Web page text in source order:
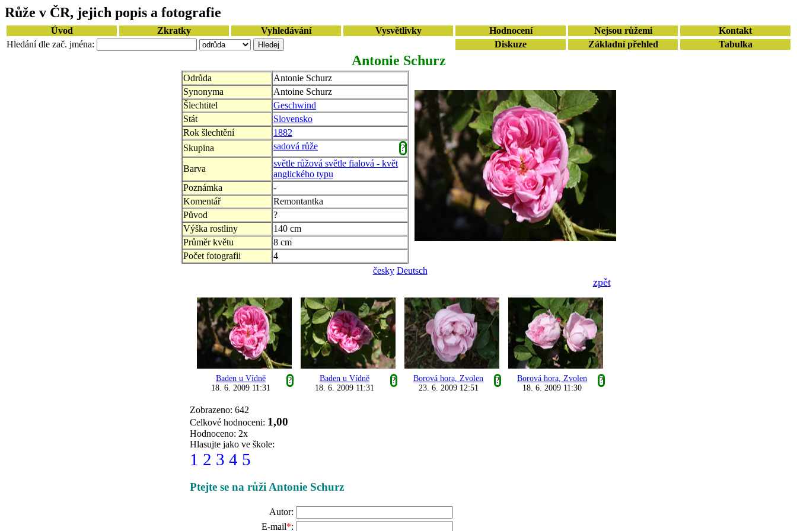
Růže v ČR, jejich popis a fotografie
Úvod Zkratky Vyhledávání Vysvětlivky Hodnocení Nejsou růžemi
Kontakt
Hledání dle zač. jména:
Diskuze Základní přehled Tabulka
Antonie Schurz
Odrůda
Antonie Schurz
Synonyma
Antoine Schurz
Šlechtitel
Geschwind
Stát
Slovensko
Rok šlechtění
1882
Skupina
sadová růže ?
Barva
světle růžová světle fialová - květ
anglického typu
Poznámka
-
Komentář
Remontantka
Původ
?
Výška rostliny
140 cm
Průměr květu
8 cm
Počet fotografii
4
česky Deutsch
zpět
Baden u Vídně
?
18. 6. 2009 11:31
Baden u Vídně
?
18. 6. 2009 11:31
Borová hora, Zvolen
?
23. 6. 2009 12:51
Borová hora, Zvolen
?
18. 6. 2009 11:30
Zobrazeno: 642
Celkové hodnoceni: 1,00
Hodnoceno: 2x
Hlasujte jako ve škole:
1 2 3 4 5
Ptejte se na růži Antonie Schurz
Autor:
E-mail*: